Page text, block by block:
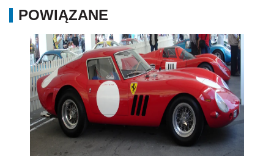
POWIĄZANE